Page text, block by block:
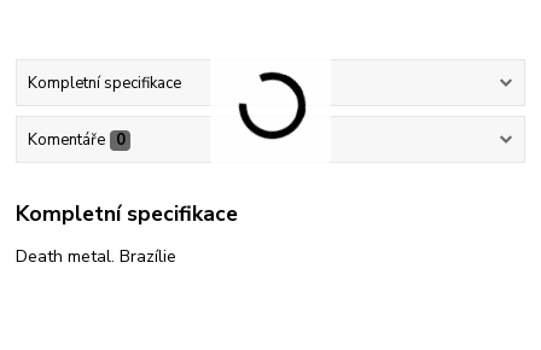
Kompletní specifikace
Komentáře 0
Kompletní specifikace
Death metal. Brazílie